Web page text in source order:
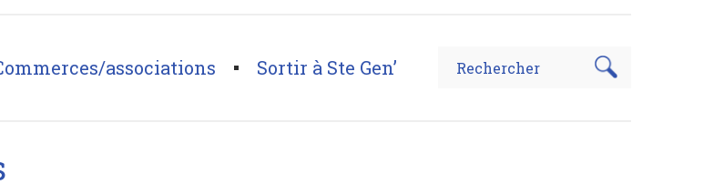
associations Sortir à Ste Gen’